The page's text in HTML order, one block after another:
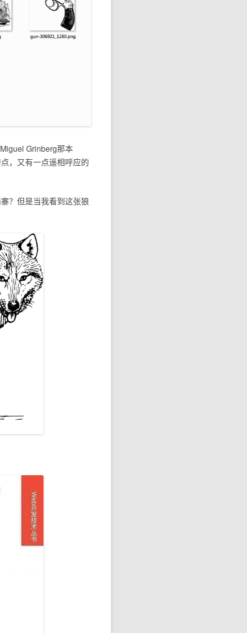
Grinberg那本
，又有一点遥相呼应的
？但是当我看到这张狼